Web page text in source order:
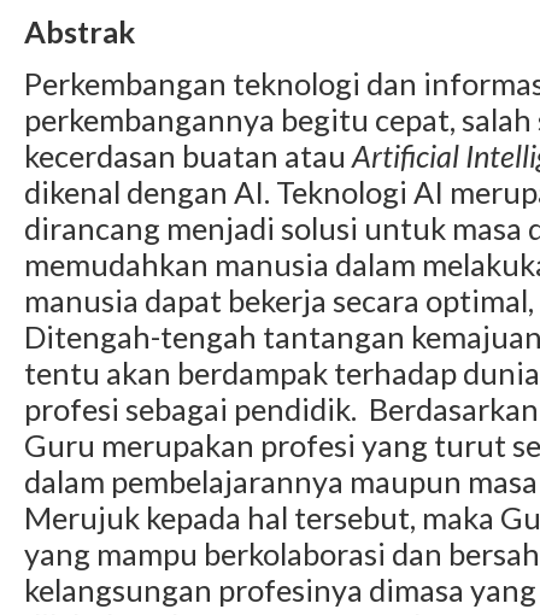
Abstrak
Perkembangan teknologi dan
perkembangannya begitu cepat,
kecerdasan buatan atau Artificial
dikenal dengan AI. Teknologi AI
dirancang menjadi solusi untuk masa
memudahkan manusia dalam
manusia dapat bekerja secara
Ditengah-tengah tantangan
tentu akan berdampak terhadap
profesi sebagai pendidik.
Guru merupakan profesi yang turut
dalam pembelajarannya maupun
Merujuk kepada hal tersebut, maka
yang mampu berkolaborasi dan
kelangsungan profesinya dimasa